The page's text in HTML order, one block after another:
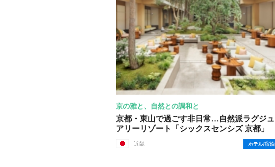
京の雅と、自然との調和と
京都・東山で過ごす非日常…自然派ラグジュ
アリーリゾート「シックスセンシズ 京都」
近畿 ホテル/宿泊